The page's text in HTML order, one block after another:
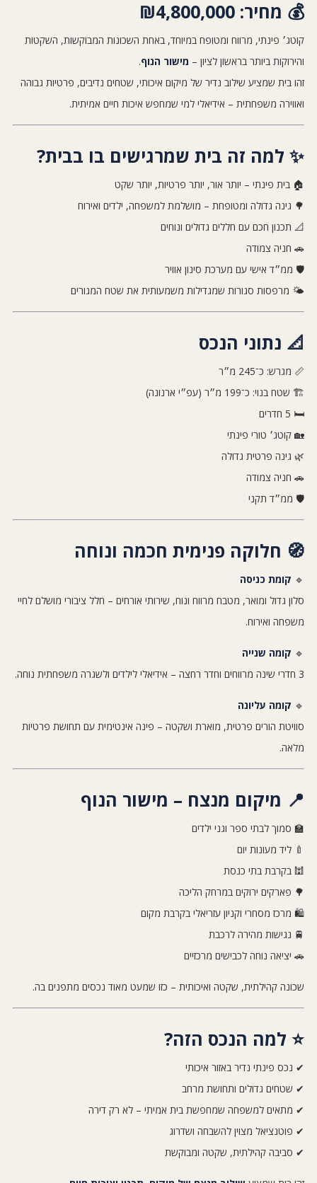
💰 מחיר: ‎₪4,800,000
קוטג׳ פינתי, מרווח ומטופח במיוחד, באחת השכונות המבוקשות, השקטות
והירוקות ביותר בראשון לציון – מישור הנוף.
זהו בית שמציע שילוב נדיר של מיקום איכותי, שטחים נדיבים, פרטיות גבוהה
ואווירה משפחתית – אידיאלי למי שמחפש איכות חיים אמיתית.
✨ למה זה בית שמרגישים בו בבית?
🏠 בית פינתי – יותר אור, יותר פרטיות, יותר שקט
🌳 גינה גדולה ומטופחת – מושלמת למשפחה, ילדים ואירוח
📐 תכנון חכם עם חללים גדולים ונוחים
🚗 חניה צמודה
🛡️ ממ״ד אישי עם מערכת סינון אוויר
🌤️ מרפסות סגורות שמגדילות משמעותית את שטח המגורים
📐 נתוני הנכס
📏 מגרש: כ־245 מ״ר
🏗️ שטח בנוי: כ־199 מ״ר (עפ״י ארנונה)
🛏️ 5 חדרים
🏡 קוטג׳ טורי פינתי
🌿 גינה פרטית גדולה
🚗 חניה צמודה
🛡️ ממ״ד תקני
🧭 חלוקה פנימית חכמה ונוחה
🔹 קומת כניסה
סלון גדול ומואר, מטבח מרווח ונוח, שירותי אורחים – חלל ציבורי מושלם לחיי
משפחה ואירוח.
🔹 קומה שנייה
3 חדרי שינה מרווחים וחדר רחצה – אידיאלי לילדים ולשגרה משפחתית נוחה.
🔹 קומה עליונה
סוויטת הורים פרטית, מוארת ושקטה – פינה אינטימית עם תחושת פרטיות
מלאה.
📍 מיקום מנצח – מישור הנוף
🏫 סמוך לבתי ספר וגני ילדים
🍼 ליד מעונות יום
🕍 בקרבת בתי כנסת
🌳 פארקים ירוקים במרחק הליכה
🛍️ מרכז מסחרי וקניון עזריאלי בקרבת מקום
🚆 נגישות מהירה לרכבת
🚗 יציאה נוחה לכבישים מרכזיים
שכונה קהילתית, שקטה ואיכותית – כזו שמעט מאוד נכסים מתפנים בה.
⭐ למה הנכס הזה?
✔ נכס פינתי נדיר באזור איכותי
✔ שטחים גדולים ותחושת מרחב
✔ מתאים למשפחה שמחפשת בית אמיתי – לא רק דירה
✔ פוטנציאל מצוין להשבחה ושדרוג
✔ סביבה קהילתית, שקטה ומבוקשת